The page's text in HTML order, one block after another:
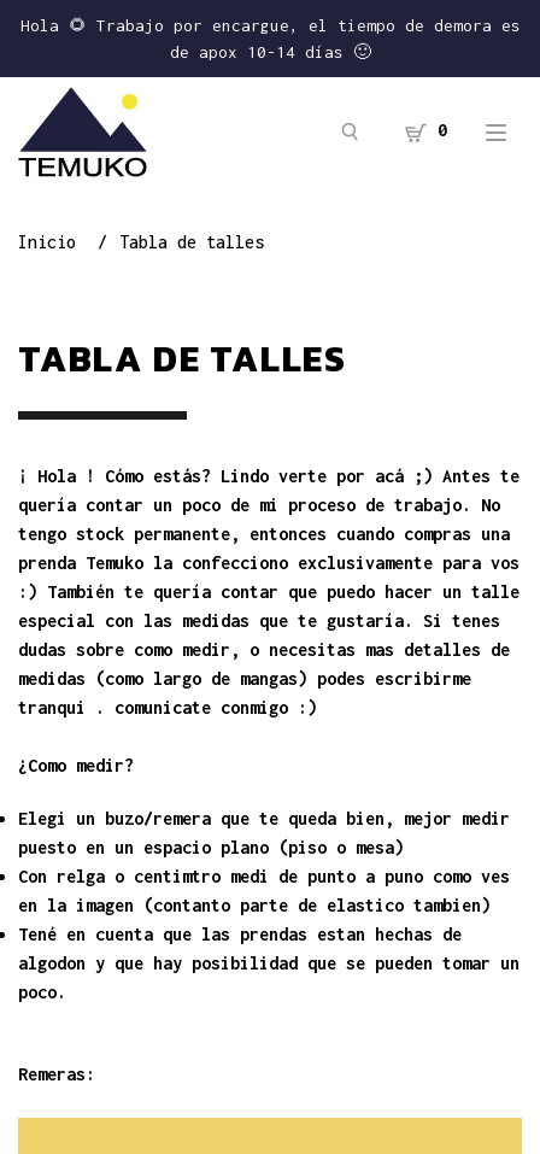
Hola 🌻 Trabajo por encargue, el tiempo de demora es
de apox 10-14 días 🙂
0
Inicio Tabla de talles
TABLA DE TALLES
¡ Hola ! Cómo estás? Lindo verte por acá ;) Antes te
quería contar un poco de mi proceso de trabajo. No
tengo stock permanente, entonces cuando compras una
prenda Temuko la confecciono exclusivamente para vos
:) También te quería contar que puedo hacer un talle
especial con las medidas que te gustaría. Si tenes
dudas sobre como medir, o necesitas mas detalles de
medidas (como largo de mangas) podes escribirme
tranqui . comunicate conmigo :)
¿Como medir?
Elegi un buzo/remera que te queda bien, mejor medir
puesto en un espacio plano (piso o mesa)
Con relga o centimtro medi de punto a puno como ves
en la imagen (contanto parte de elastico tambien)
Tené en cuenta que las prendas estan hechas de
algodon y que hay posibilidad que se pueden tomar un
poco.
Remeras: